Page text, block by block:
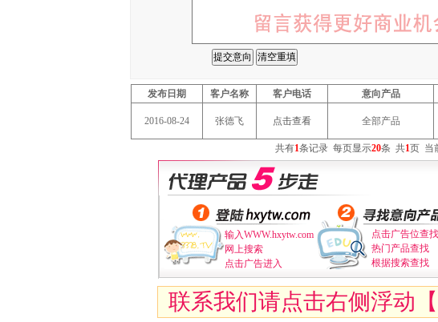
发布日期 客户名称 客户电话 意向产品
2016-08-24 张德飞 点击查看 全部产品
共有1条记录 每页显示20条 共1页 当
输入WWW.hxytw.com
网上搜索
点击广告进入
点击广告位查找
热门产品查找
根据搜索查找
联系我们请点击右侧浮动【